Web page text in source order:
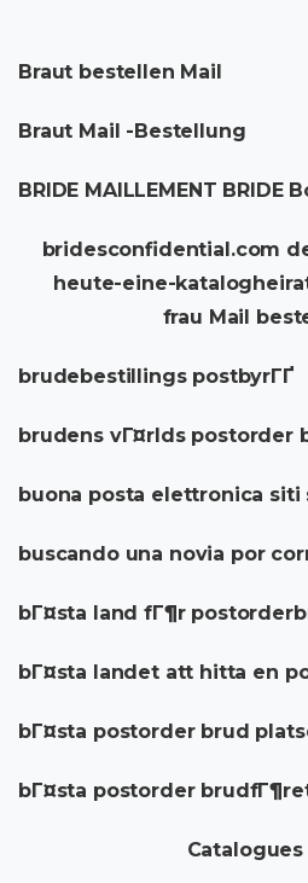
Braut bestellen Mail
Braut Mail -Bestellung
BRIDE MAILLEMENT BRIDE
bridesconfidential.com
heute-eine-
frau Mail
brudebestillings postbyrГҐ
brudens vГ¤rlds postorder
buona posta elettronica siti
buscando una novia por
bГ¤sta land fГ¶r
bГ¤sta landet att hitta en
bГ¤sta postorder brud
bГ¤sta postorder